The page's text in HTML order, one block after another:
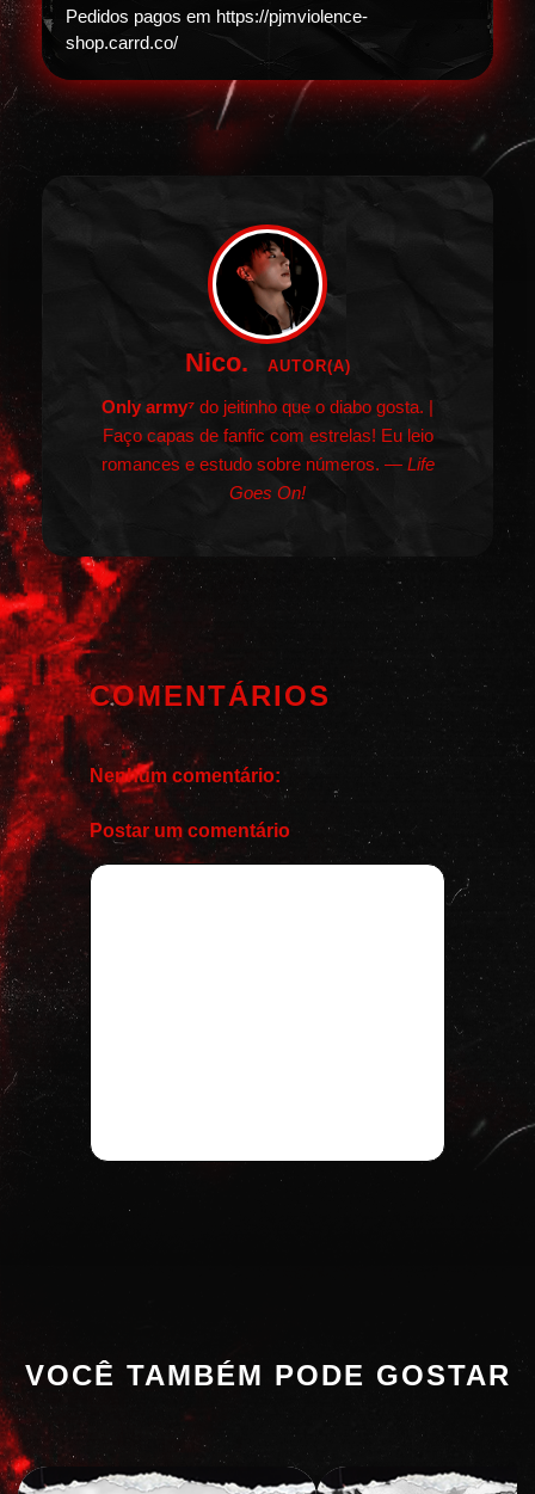
Pedidos pagos em https://pjmviolence-
shop.carrd.co/
Nico. AUTOR(A)
Only army⁷ do jeitinho que o diabo gosta. |
Faço capas de fanfic com estrelas! Eu leio
romances e estudo sobre números. — Life
Goes On!
COMENTÁRIOS
Nenhum comentário:
Postar um comentário
VOCÊ TAMBÉM PODE GOSTAR